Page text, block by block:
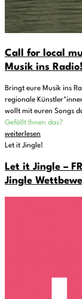
Call for local
Musik ins Radio!
Bringt eure Musik ins
regionale
wollt mit euren Songs
Gefällt Ihnen das?
weiterlesen
Let it Jingle!
Let it Jingle –
Jingle